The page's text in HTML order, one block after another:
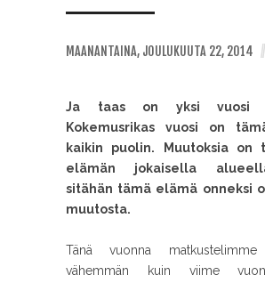
MAANANTAINA, JOULUKUUTA 22, 2014 //
Ja taas on yksi vuosi
Kokemusrikas vuosi on
kaikin puolin. Muutoksia on
elämän jokaisella
sitähän tämä elämä onneksi
muutosta.
Tänä vuonna matkustelimme
vähemmän kuin viime